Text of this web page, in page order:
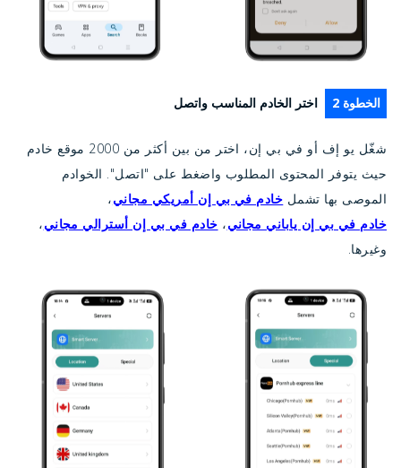
الخطوة 2 اختر الخادم المناسب واتصل
شغّل يو إف أو في بي إن، اختر من بين أكثر من 2000 موقع خادم
حيث يتوفر المحتوى المطلوب واضغط على "اتصل". الخوادم
الموصى بها تشمل خادم في بي إن أمريكي مجاني،
خادم في بي إن ياباني مجاني، خادم في بي إن أسترالي مجاني،
وغيرها.